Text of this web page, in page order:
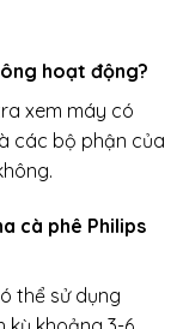
hoạt động?
xem máy có
các bộ phận của
cà phê Philips
thể sử dụng